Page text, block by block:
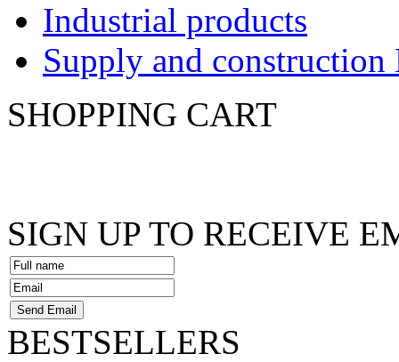
Industrial products
Supply and
SHOPPING CART
SIGN UP TO RECEIVE
BESTSELLERS